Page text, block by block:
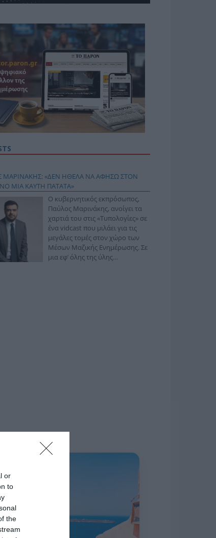
or
to
the
ΜΑΡΙΝΑΚΗΣ: «ΔΕΝ ΗΘΕΛΑ ΝΑ ΑΦΗΣΩ ΣΤΟΝ
ΜΙΑ ΚΑΥΤΗ ΠΑΤΑΤΑ»
Ο κυβερνητικός εκπρόσωπος,
Παύλος Μαρινάκης, ανοίγει τα
χαρτιά του στις «Τυπολογίες» σε
ένα vidcast που μιλάει για τις
μεγάλες τομές στον χώρο των
Μέσων Μαζικής Ενημέρωσης. Σε
μια εφ’ όλης της ύλης